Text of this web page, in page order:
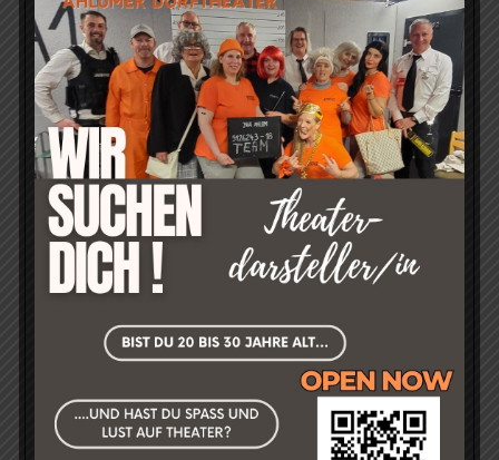
->Hier geht´s direkt zur Feedback-Seite!<-
Kleiner Auszug:
»leidenschaftlich und kurzweilig«
Olaf R. am 27.10.2024 über "Residenz Schloss & Riegel -
Komödie in drei Akten von Winnie Abel".
»Es war ein sehr schöner und lustiger Abend. Wir
würden gerne wiederkommen. Es haben sich alle viel
Mühe gegeben und man hat gar nicht gemerkt, dass
es alles Laienschauspieler sind. Weiter so. Wir freuen
uns auf das nächste Jahr.«
Silvia R. am 02.11.2025 über "Stirb schneller Liebling - Komödie
in drei Akten von Hans Schimmel".
»Luise und der Butler haben den Vogel